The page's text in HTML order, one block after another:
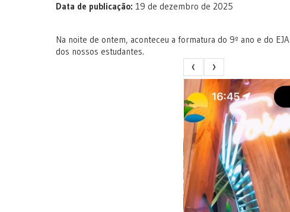
Data de publicação: 19 de dezembro de 2025
Na noite de ontem, aconteceu a formatura do 9º ano e do
dos nossos estudantes.
‹ ›